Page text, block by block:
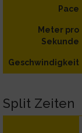
Pace
Meter pro
Sekunde
Geschwindigkeit
Split Zeiten